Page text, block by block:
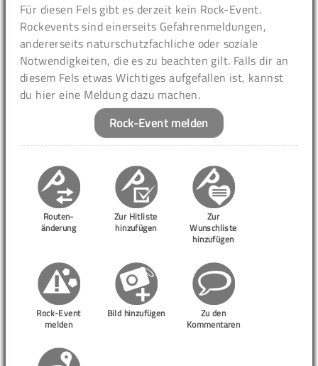
Für diesen Fels gibt es derzeit kein Rock-Event.
Rockevents sind einerseits Gefahrenmeldungen,
andererseits naturschutzfachliche oder soziale
Notwendigkeiten, die es zu beachten gilt. Falls dir an
diesem Fels etwas Wichtiges aufgefallen ist, kannst
du hier eine Meldung dazu machen.
Rock-Event melden
Routen-
änderung
Zur Hitliste
hinzufügen
Zur
Wunschliste
hinzufügen
Rock-Event
melden
Bild hinzufügen
Zu den
Kommentaren